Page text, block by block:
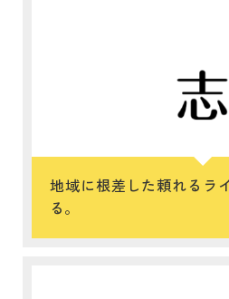
地域に根差した頼れるラ
る。